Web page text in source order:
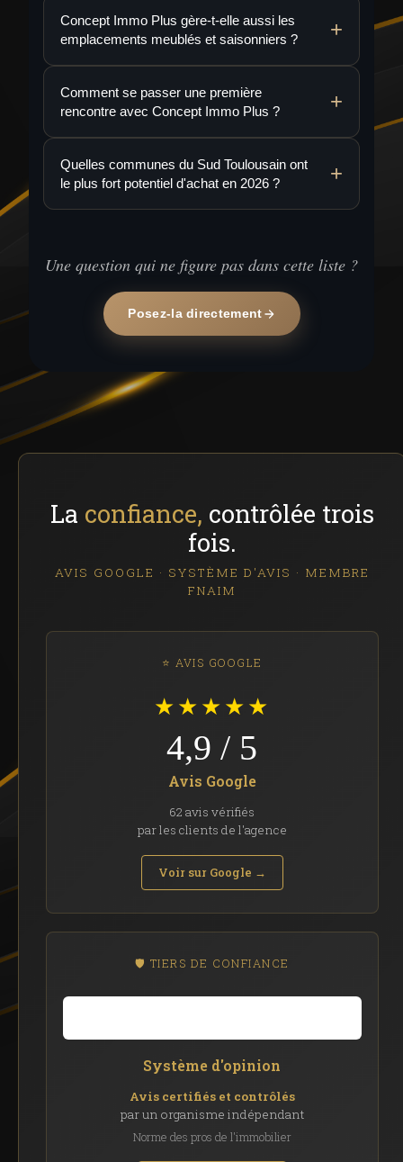
Concept Immo Plus gère-t-elle aussi les
emplacements meublés et saisonniers ?
Comment se passer une première
rencontre avec Concept Immo Plus ?
Quelles communes du Sud Toulousain ont
le plus fort potentiel d'achat en 2026 ?
Une question qui ne figure pas dans cette liste ?
Posez-la directement
La confiance, contrôlée trois
fois.
AVIS GOOGLE · SYSTÈME D'AVIS · MEMBRE
FNAIM
⭐ AVIS GOOGLE
★★★★★
4,9 / 5
Avis Google
62 avis vérifiés
par les clients de l'agence
Voir sur Google →
🛡️ TIERS DE CONFIANCE
Système d'opinion
Avis certifiés et contrôlés
par un organisme indépendant
Norme des pros de l'immobilier